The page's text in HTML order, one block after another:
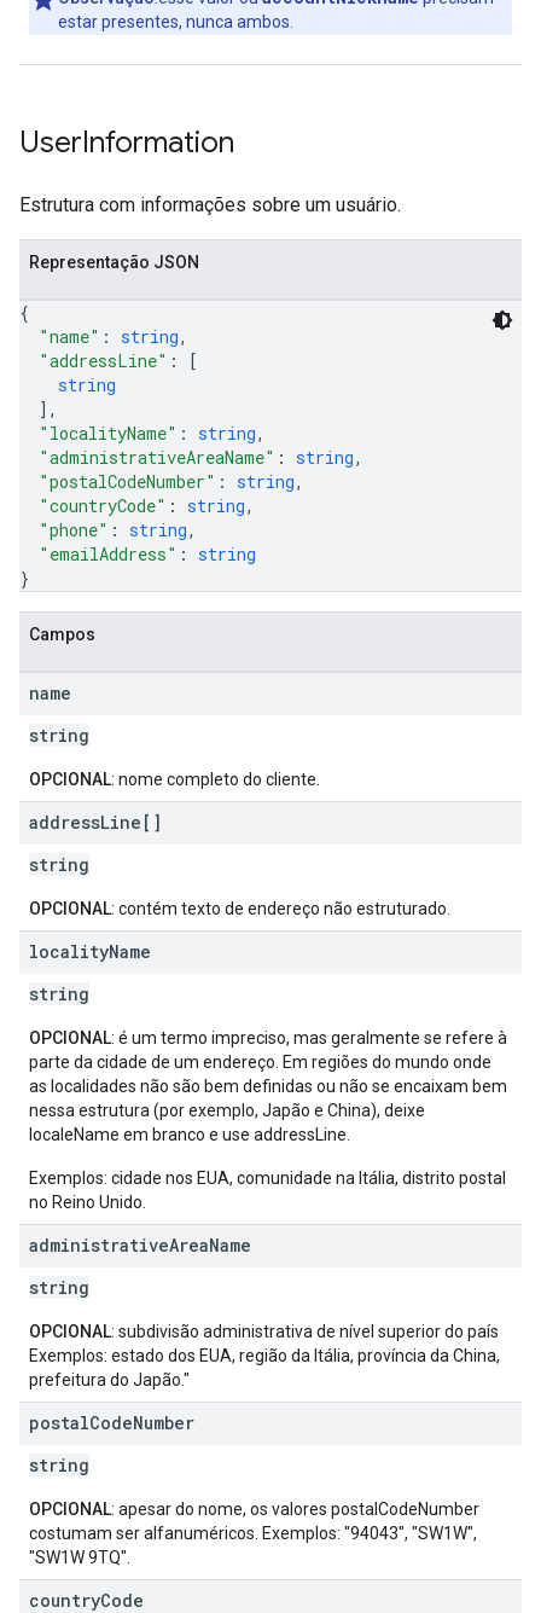
estar presentes, nunca ambos.
UserInformation
Estrutura com informações sobre um usuário.
Representação JSON
{
"name" : string,
"addressLine" :
[
string
] ,
"localityName" : string,
"administrativeAreaName" : string,
"postalCodeNumber" : string,
"countryCode" : string,
"phone" : string,
"emailAddress" : string
}
Campos
name
string
OPCIONAL: nome completo do cliente.
addressLine[]
string
OPCIONAL: contém texto de endereço não estruturado.
localityName
string
OPCIONAL: é um termo impreciso, mas geralmente se refere à
parte da cidade de um endereço. Em regiões do mundo onde
as localidades não são bem definidas ou não se encaixam bem
nessa estrutura (por exemplo, Japão e China), deixe
localeName em branco e use addressLine.
Exemplos: cidade nos EUA, comunidade na Itália, distrito postal
no Reino Unido.
administrativeAreaName
string
OPCIONAL: subdivisão administrativa de nível superior do país
Exemplos: estado dos EUA, região da Itália, província da China,
prefeitura do Japão."
postalCodeNumber
string
OPCIONAL: apesar do nome, os valores postalCodeNumber
costumam ser alfanuméricos. Exemplos: "94043", "SW1W",
"SW1W 9TQ".
countryCode